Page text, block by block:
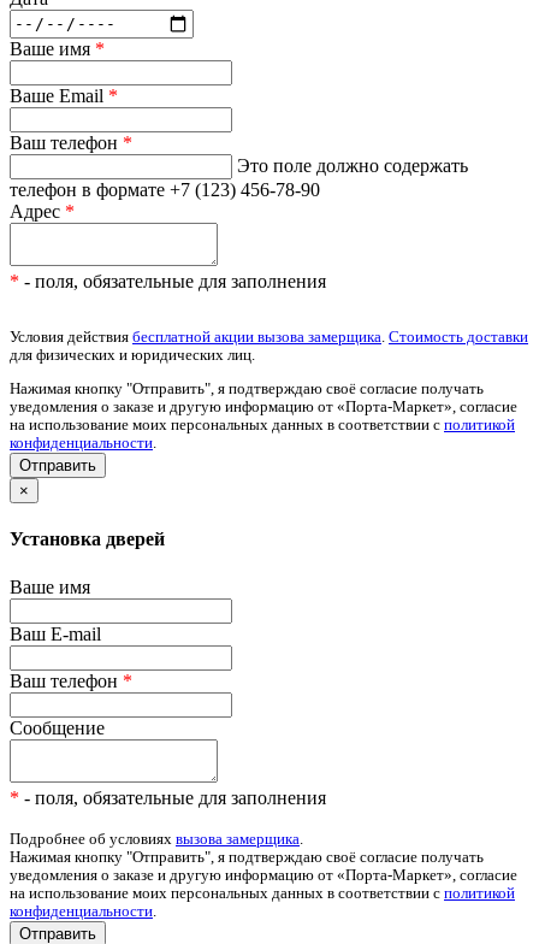
Ваше имя *
Ваше Email *
Ваш телефон *
Это поле должно содержать
телефон в формате +7 (123) 456-78-90
Адрес *
* - поля, обязательные для заполнения
Условия действия бесплатной акции вызова замерщика. Стоимость доставки
для физических и юридических лиц.
Нажимая кнопку "Отправить", я подтверждаю своё согласие получать
уведомления о заказе и другую информацию от «Порта-Маркет», согласие
на использование моих персональных данных в соответствии с политикой
конфиденциальности.
×
Установка дверей
Ваше имя
Ваш E-mail
Ваш телефон *
Сообщение
* - поля, обязательные для заполнения
Подробнее об условиях вызова замерщика
Нажимая кнопку "Отправить", я подтверждаю своё согласие получать
уведомления о заказе и другую информацию от «Порта-Маркет», согласие
на использование моих персональных данных в соответствии с политикой
конфиденциальности
Отправить